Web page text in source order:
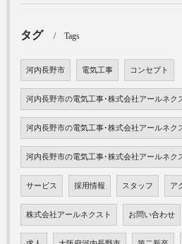
タグ Tags
河内長野市 電気工事 コンセプト
河内長野市の電気工事･株式会社アールネク
河内長野市の電気工事･株式会社アールネク
河内長野市の電気工事･株式会社アールネク
サービス 採用情報 スタッフ ア
株式会社アールネクスト お問い合わせ